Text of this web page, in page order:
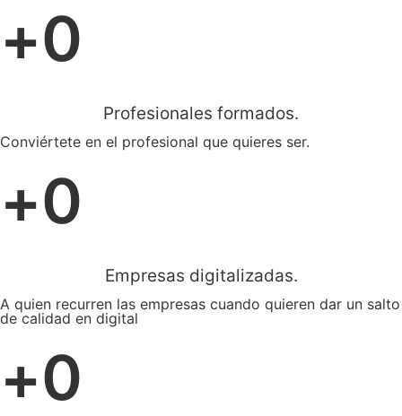
Profesionales formados.
+0
Conviértete en el profesional que quieres ser.​
Empresas digitalizadas.
+0
A quien recurren las empresas cuando quieren dar un salto
de calidad en digital
+0